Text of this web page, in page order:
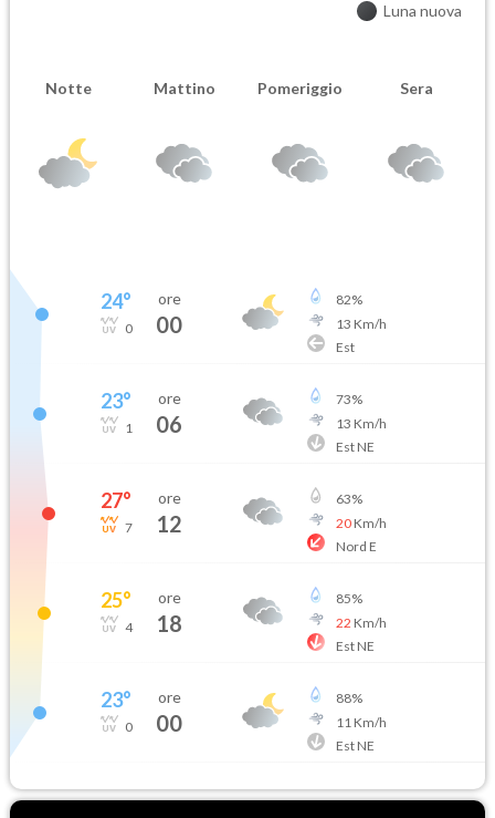
Luna nuova
Notte Mattino Pomeriggio Sera
24°
0
ore
00
82%
13 Km/h
Est
23°
1
ore
06
73%
13 Km/h
Est NE
27°
7
ore
12
63%
20Km/h
Nord E
25°
4
ore
18
85%
22 Km/h
Est NE
23°
0
ore
00
88%
11 Km/h
Est NE